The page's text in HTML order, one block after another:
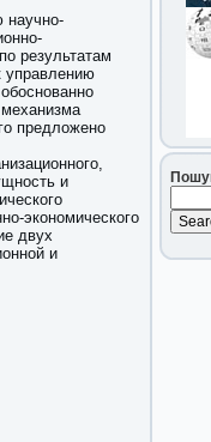
научно-
результатам
управлению
механизма
предложено
и
экономического
двух
и